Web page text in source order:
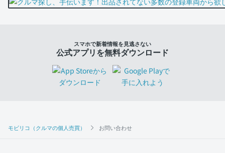
モビリコ（クルマの個人売買） お問い合わせ
スマホで新着情報を見逃さない
公式アプリを無料ダウンロード